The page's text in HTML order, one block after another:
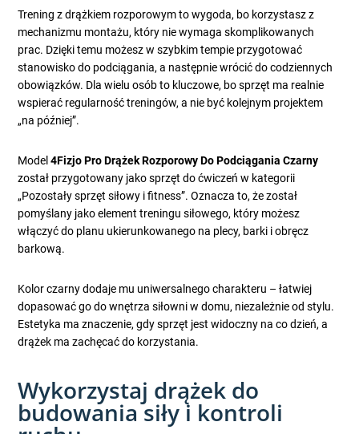
Trening z drążkiem rozporowym to wygoda, bo korzystasz z
mechanizmu montażu, który nie wymaga skomplikowanych
prac. Dzięki temu możesz w szybkim tempie przygotować
stanowisko do podciągania, a następnie wrócić do codziennych
obowiązków. Dla wielu osób to kluczowe, bo sprzęt ma realnie
wspierać regularność treningów, a nie być kolejnym projektem
„na później”.
Model4Fizjo Pro Drążek Rozporowy Do Podciągania Czarny
został przygotowany jako sprzęt do ćwiczeń w kategorii
„Pozostały sprzęt siłowy i fitness”. Oznacza to, że został
pomyślany jako element treningu siłowego, który możesz
włączyć do planu ukierunkowanego na plecy, barki i obręcz
barkową.
Kolor czarny dodaje mu uniwersalnego charakteru – łatwiej
dopasować go do wnętrza siłowni w domu, niezależnie od stylu.
Estetyka ma znaczenie, gdy sprzęt jest widoczny na co dzień, a
drążek ma zachęcać do korzystania.
Wykorzystaj drążek do
budowania siły i kontroli